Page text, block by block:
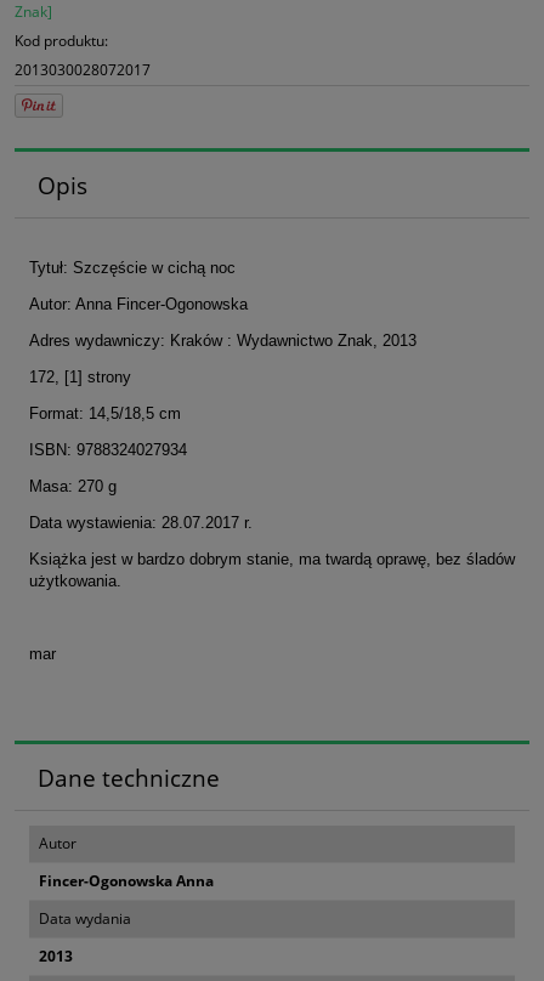
Znak]
Kod produktu:
2013030028072017
Opis
Tytuł: Szczęście w cichą noc
Autor: Anna Fincer-Ogonowska
Adres wydawniczy: Kraków : Wydawnictwo Znak, 2013
172, [1] strony
Format: 14,5/18,5 cm
ISBN: 9788324027934
Masa: 270 g
Data wystawienia: 28.07.2017 r.
Książka jest w bardzo dobrym stanie, ma twardą oprawę, bez śladów
użytkowania.
mar
Dane techniczne
Autor
Fincer-Ogonowska Anna
Data wydania
2013